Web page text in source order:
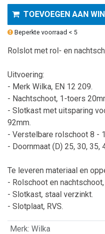
TOEVOEGEN AAN
Beperkte voorraad < 5
Rolslot met rol- en
Uitvoering:
- Merk Wilka, EN 12 209.
- Nachtschoot, 1-toers
- Slotkast met uitsparing
92mm.
- Verstelbare rolschoot 8 -
- Doornmaat (D) 25, 30, 35,
Te leveren materiaal en
- Rolschoot en
- Slotkast, staal verzinkt.
- Slotplaat, RVS.
Merk: Wilka